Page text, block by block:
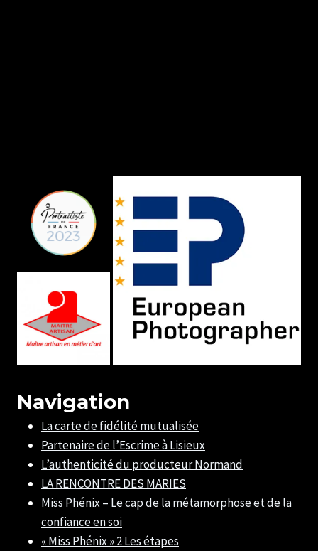
Navigation
La carte de fidélité mutualisée
Partenaire de l’Escrime à Lisieux
L’authenticité du producteur Normand
LA RENCONTRE DES MARIES
Miss Phénix – Le cap de la métamorphose et de la
confiance en soi
« Miss Phénix » 2 Les étapes